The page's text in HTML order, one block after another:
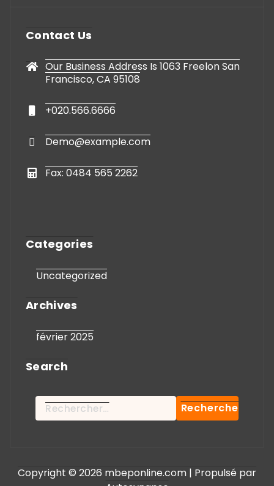
Contact Us
Our Business Address Is 1063 Freelon San
Francisco, CA 95108
+020.566.6666
Demo@example.com
Fax: 0484 565 2262
Categories
Uncategorized
Archives
février 2025
Search
Rechercher :
Copyright © 2026 mbeponline.com | Propulsé par